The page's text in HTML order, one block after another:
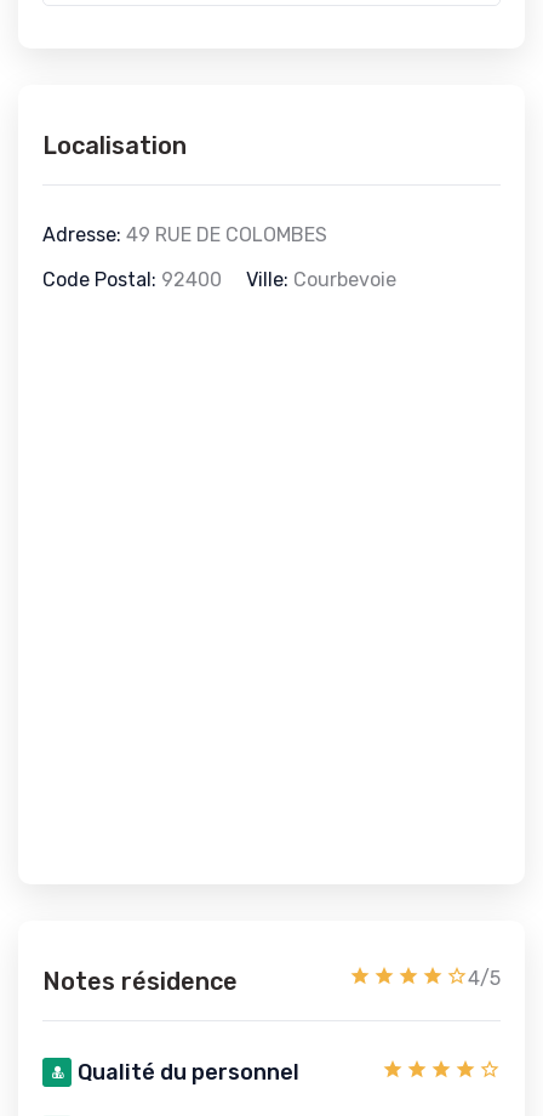
Localisation
Adresse: 49 RUE DE COLOMBES
Code Postal: 92400 Ville: Courbevoie
Notes résidence 4/5
Qualité du personnel